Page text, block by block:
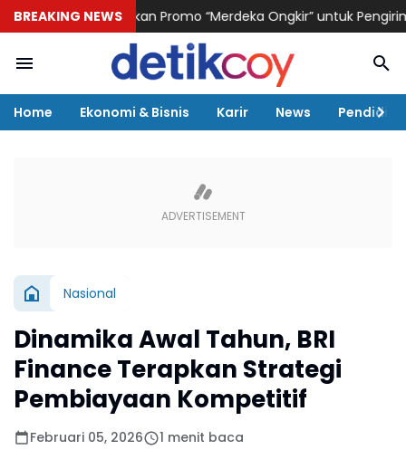
BREAKING NEWS
Hadirkan Promo “Merdeka Ongkir” untuk Pengiriman Paket
Home Ekonomi & Bisnis Karir News
Nasional
Dinamika Awal Tahun, BRI
Finance Terapkan Strategi
Pembiayaan Kompetitif
Februari 05, 2026 1 menit baca